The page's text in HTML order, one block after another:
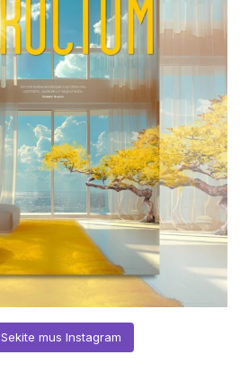
Sekite mus Instagram